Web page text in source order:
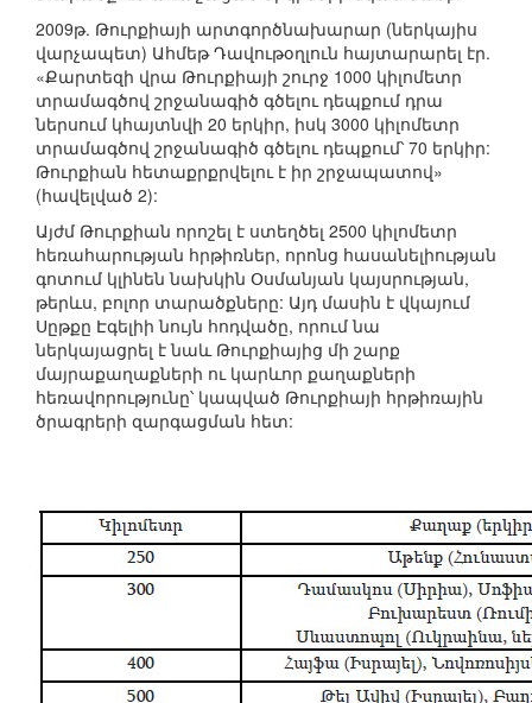
2009թ. Թուրքիայի արտգործնախարար (ներկայիս
վարչապետ) Ահմեթ Դավութօղլուն հայտարարել էր.
«Քարտեզի վրա Թուրքիայի շուրջ 1000 կիլոմետր
տրամագծով շրջանագիծ գծելու դեպքում դրա
ներսում կհայտնվի 20 երկիր, իսկ 3000 կիլոմետր
տրամագծով շրջանագիծ գծելու դեպքում՝ 70 երկիր:
Թուրքիան հետաքրքրվելու է իր շրջապատով»
(հավելված 2):
Այժմ Թուրքիան որոշել է ստեղծել 2500 կիլոմետր
հեռահարության հրթիռներ, որոնց հասանելիության
գոտում կլինեն նախկին Օսմանյան կայսրության,
թերևս, բոլոր տարածքները: Այդ մասին է վկայում
Սըթքը Էգելիի նույն հոդվածը, որում նա
ներկայացրել է նաև Թուրքիայից մի շարք
մայրաքաղաքների ու կարևոր քաղաքների
հեռավորությունը՝ կապված Թուրքիայի հրթիռային
ծրագրերի զարգացման հետ: